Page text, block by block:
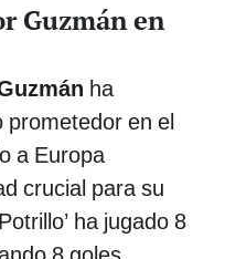
Guzmán en
ha
prometedor en el
a Europa
crucial para su
ha jugado 8